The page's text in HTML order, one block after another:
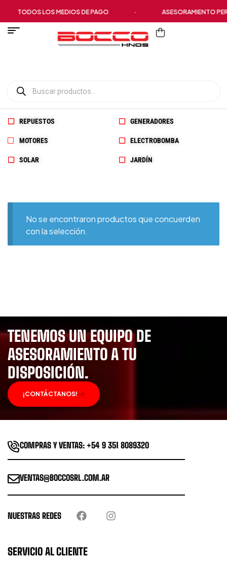
TODOS LOS MEDIOS DE PAGO ASESORAMIENTO
REPUESTOS GENERADORES
MOTORES ELECTROBOMBA
SOLAR JARDÍN
No se encontraron productos que concuerden
con la selección.
TENEMOS UN EQUIPO DE
ASESORAMIENTO A TU
DISPOSICIÓN.
¡CONTÁCTANOS!
COMPRAS Y VENTAS: +54 9 351 8089320
VENTAS@BOCCOSRL.COM.AR
NUESTRAS REDES
SERVICIO AL CLIENTE